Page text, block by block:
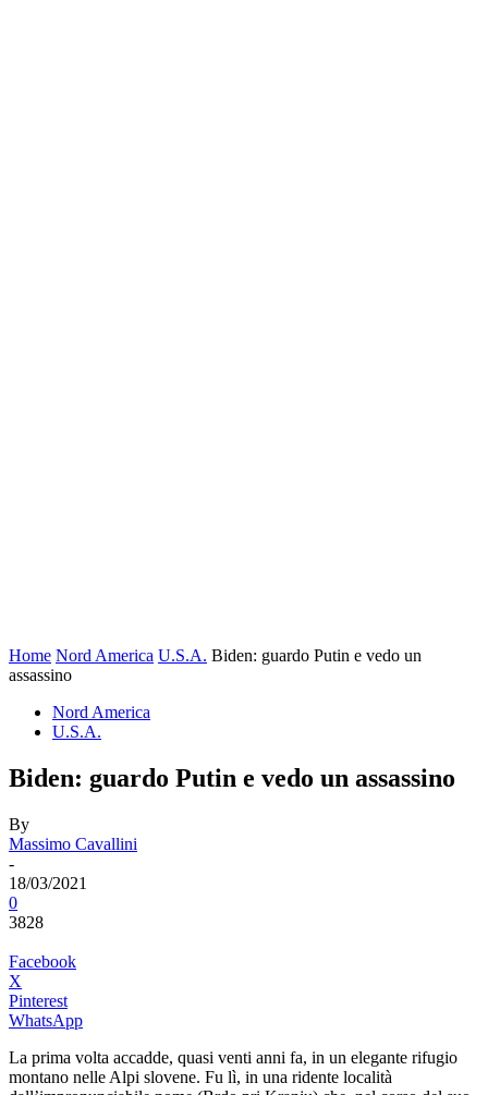
Home Nord America U.S.A. Biden: guardo Putin e vedo un
assassino
Nord America
U.S.A.
Biden: guardo Putin e vedo un assassino
By
Massimo Cavallini
-
18/03/2021
0
3828
Facebook
X
Pinterest
WhatsApp
La prima volta accadde, quasi venti anni fa, in un elegante rifugio
montano nelle Alpi slovene. Fu lì, in una ridente località